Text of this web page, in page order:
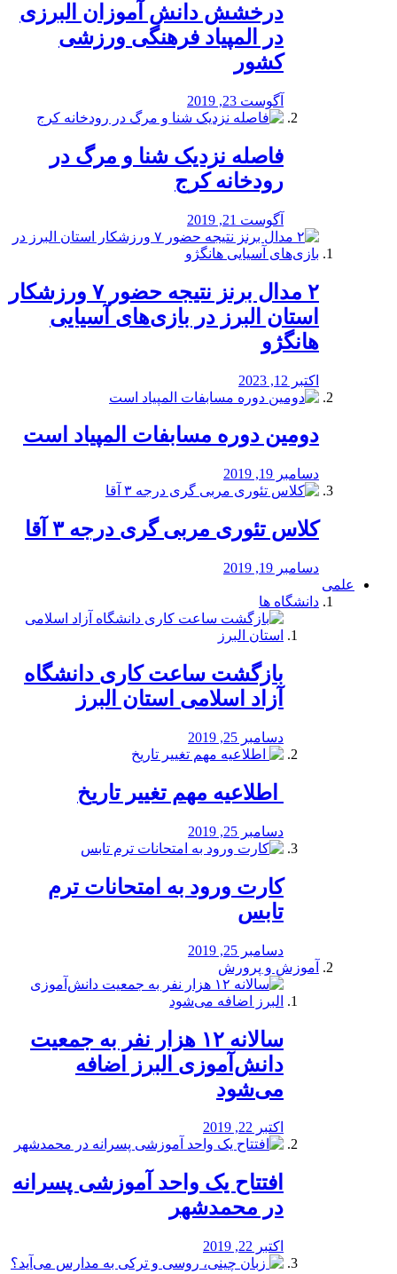
درخشش دانش آموزان البرزی
در المپیاد فرهنگی ورزشی
کشور
آگوست 23, 2019
️فاصله نزدیک شنا و مرگ در
رودخانه کرج
آگوست 21, 2019
۲ مدال برنز نتیجه حضور ۷ ورزشکار
استان البرز در بازی‌های آسیایی
هانگژو
اکتبر 12, 2023
دومین دوره مسابفات المپیاد است
دسامبر 19, 2019
کلاس تئوری مربی گری درجه ۳ آقا
دسامبر 19, 2019
علمی
دانشگاه ها
بازگشت ساعت کاری دانشگاه
آزاد اسلامی استان البرز
دسامبر 25, 2019
️ اطلاعیه مهم تغییر تاریخ
دسامبر 25, 2019
کارت ورود به امتحانات ترم
تابس
دسامبر 25, 2019
آموزش و پرورش
️سالانه ۱۲ هزار نفر به جمعیت
دانش‌آموزی البرز اضافه
می‌شود
اکتبر 22, 2019
افتتاح یک واحد آموزشی پسرانه
در محمدشهر
اکتبر 22, 2019